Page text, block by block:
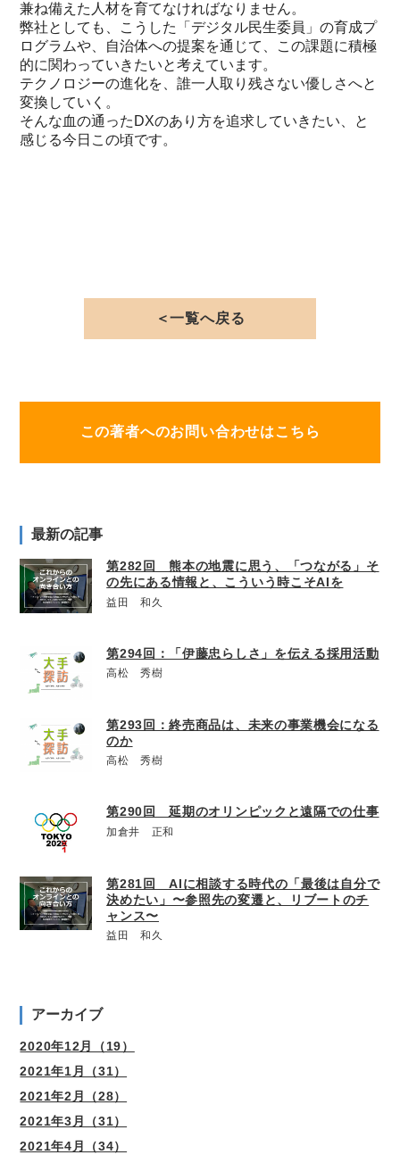
兼ね備えた人材を育てなければなりません。
弊社としても、こうした「デジタル民生委員」の育成プ
ログラムや、自治体への提案を通じて、この課題に積極
的に関わっていきたいと考えています。
テクノロジーの進化を、誰一人取り残さない優しさへと
変換していく。
そんな血の通ったDXのあり方を追求していきたい、と
感じる今日この頃です。
＜一覧へ戻る
この著者へのお問い合わせはこちら
最新の記事
第282回 熊本の地震に思う、「つながる」そ
の先にある情報と、こういう時こそAIを
益田 和久
第294回：「伊藤忠らしさ」を伝える採用活動
高松 秀樹
第293回：終売商品は、未来の事業機会になる
のか
高松 秀樹
第290回 延期のオリンピックと遠隔での仕事
加倉井 正和
第281回 AIに相談する時代の「最後は自分で
決めたい」〜参照先の変遷と、リブートのチ
ャンス〜
益田 和久
アーカイブ
2020年12月（19）
2021年1月（31）
2021年2月（28）
2021年3月（31）
2021年4月（34）